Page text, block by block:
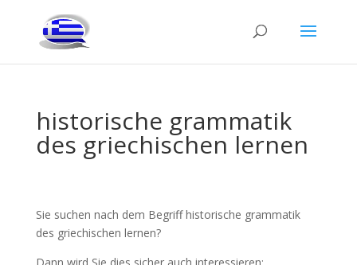
historische grammatik
des griechischen lernen
Sie suchen nach dem Begriff historische grammatik
des griechischen lernen?